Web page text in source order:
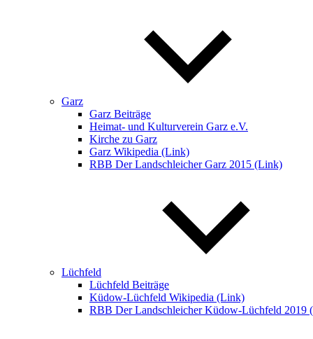
Garz
Garz Beiträge
Heimat- und Kulturverein Garz e.V.
Kirche zu Garz
Garz Wikipedia (Link)
RBB Der Landschleicher Garz 2015 (Link)
Lüchfeld
Lüchfeld Beiträge
Küdow-Lüchfeld Wikipedia (Link)
RBB Der Landschleicher Küdow-Lüchfeld 2019